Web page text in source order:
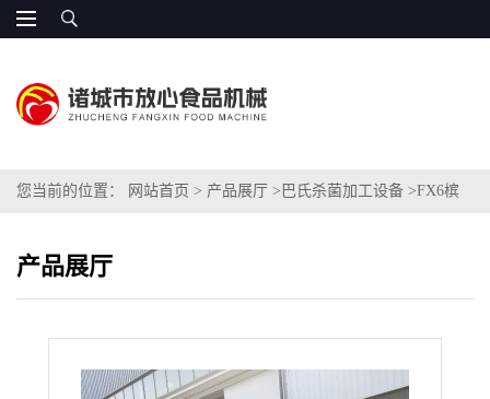
您当前的位置： 网站首页 > 产品展厅 > 巴氏杀菌加工设备 >FX6槟
产品展厅